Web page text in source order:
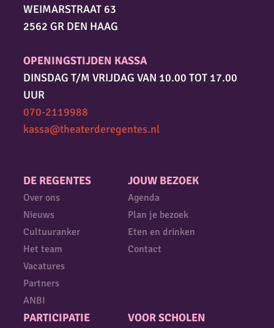
DE REGENTES
Over ons
Nieuws
Cultuuranker
Het team
Vacatures
Partners
ANBI
JOUW BEZOEK
Agenda
Plan je bezoek
Eten en drinken
Contact
PARTICIPATIE VOOR SCHOLEN
WEIMARSTRAAT 63
2562 GR DEN HAAG
OPENINGSTIJDEN KASSA
DINSDAG T/M VRIJDAG VAN 10.00 TOT 17.00
UUR
070-2119988
kassa@theaterderegentes.nl